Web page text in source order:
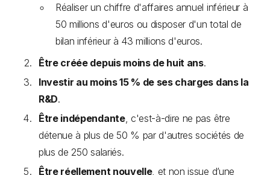
Réaliser un chiffre d'affaires annuel inférieur à
50 millions d'euros ou disposer d'un total de
bilan inférieur à 43 millions d'euros.
Être créée depuis moins de huit ans.
Investir au moins 15 % de ses charges dans la
R&D.
Être indépendante, c'est-à-dire ne pas être
détenue à plus de 50 % par d'autres sociétés de
plus de 250 salariés.
Être réellement nouvelle, et non issue d’une